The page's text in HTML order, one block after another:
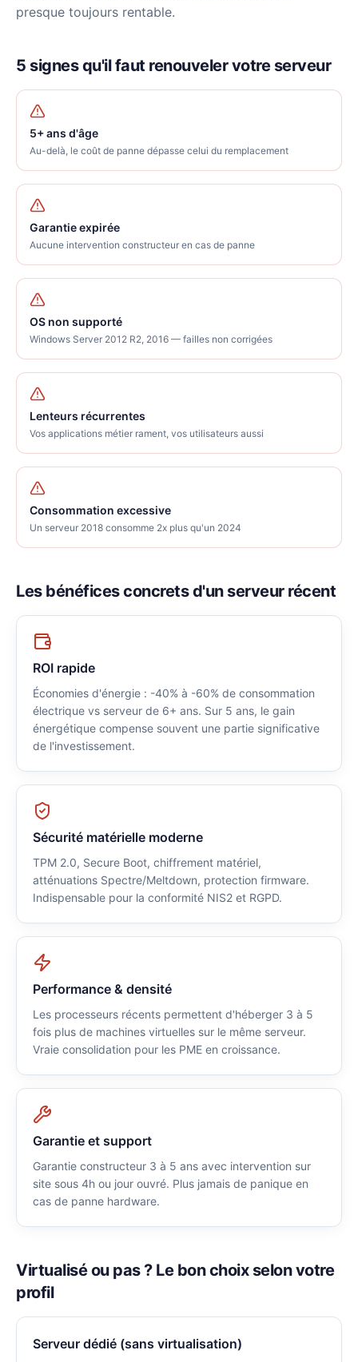
presque toujours rentable.
5 signes qu'il faut renouveler votre serveur
5+ ans d'âge
Au-delà, le coût de panne dépasse celui du remplacement
Garantie expirée
Aucune intervention constructeur en cas de panne
OS non supporté
Windows Server 2012 R2, 2016 — failles non corrigées
Lenteurs récurrentes
Vos applications métier rament, vos utilisateurs aussi
Consommation excessive
Un serveur 2018 consomme 2x plus qu'un 2024
Les bénéfices concrets d'un serveur récent
ROI rapide
Économies d'énergie : -40% à -60% de consommation
électrique vs serveur de 6+ ans. Sur 5 ans, le gain
énergétique compense souvent une partie significative
de l'investissement.
Sécurité matérielle moderne
TPM 2.0, Secure Boot, chiffrement matériel,
atténuations Spectre/Meltdown, protection firmware.
Indispensable pour la conformité NIS2 et RGPD.
Performance & densité
Les processeurs récents permettent d'héberger 3 à 5
fois plus de machines virtuelles sur le même serveur.
Vraie consolidation pour les PME en croissance.
Garantie et support
Garantie constructeur 3 à 5 ans avec intervention sur
site sous 4h ou jour ouvré. Plus jamais de panique en
cas de panne hardware.
Virtualisé ou pas ? Le bon choix selon votre
profil
Serveur dédié (sans virtualisation)